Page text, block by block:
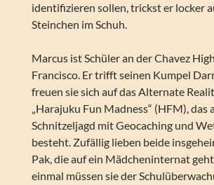
identifizieren sollen, trickst er locker
Steinchen im Schuh.
Marcus ist Schüler an der Chavez
Francisco. Er trifft seinen Kumpel
freuen sie sich auf das Alternate
„Harajuku Fun Madness“ (HFM), das
Schnitzeljagd mit Geocaching und
besteht. Zufällig lieben beide
Pak, die auf ein Mädcheninternat
einmal müssen sie der